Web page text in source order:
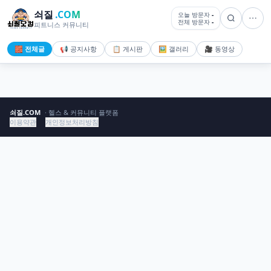
쇠질 .COM
피트니스 커뮤니티
오늘 방문자 -
전체 방문자 -
🧱 전체글 📢 공지사항 📋 게시판 🖼️ 갤러리 🎥 동영상
쇠질.COM · 헬스 & 커뮤니티 플랫폼
이용약관
개인정보처리방침